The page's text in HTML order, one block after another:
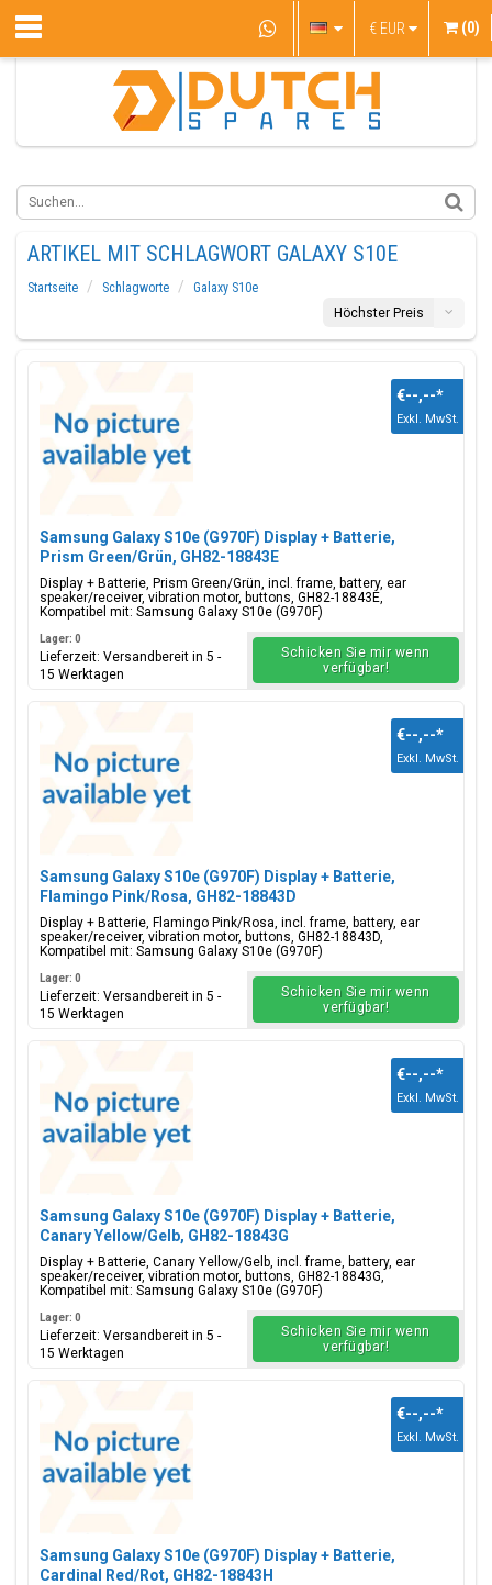
€ EUR (0)
ARTIKEL MIT SCHLAGWORT GALAXY S10E
Startseite Schlagworte
Galaxy S10e
Höchster Preis
Samsung Galaxy S10e (G970F) Display + Batterie,
Prism Green/Grün, GH82-18843E
Display + Batterie, Prism Green/Grün, incl. frame, battery, ear
speaker/receiver, vibration motor, buttons, GH82-18843E,
Kompatibel mit: Samsung Galaxy S10e (G970F)
€--,--*
Exkl. MwSt.
Lager: 0
Lieferzeit: Versandbereit in 5 -
15 Werktagen
Schicken Sie mir wenn
verfügbar!
Samsung Galaxy S10e (G970F) Display + Batterie,
Flamingo Pink/Rosa, GH82-18843D
Display + Batterie, Flamingo Pink/Rosa, incl. frame, battery, ear
speaker/receiver, vibration motor, buttons, GH82-18843D,
Kompatibel mit: Samsung Galaxy S10e (G970F)
€--,--*
Exkl. MwSt.
Lager: 0
Lieferzeit: Versandbereit in 5 -
15 Werktagen
Schicken Sie mir wenn
verfügbar!
Samsung Galaxy S10e (G970F) Display + Batterie,
Canary Yellow/Gelb, GH82-18843G
Display + Batterie, Canary Yellow/Gelb, incl. frame, battery, ear
speaker/receiver, vibration motor, buttons, GH82-18843G,
Kompatibel mit: Samsung Galaxy S10e (G970F)
€--,--*
Exkl. MwSt.
Lager: 0
Lieferzeit: Versandbereit in 5 -
15 Werktagen
Schicken Sie mir wenn
verfügbar!
Samsung Galaxy S10e (G970F) Display + Batterie,
Cardinal Red/Rot, GH82-18843H
€--,--*
Exkl. MwSt.